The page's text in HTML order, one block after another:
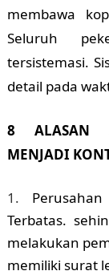
membawa
Seluruh
tersistemasi.
detail pada
8 ALASAN
MENJADI
Terbatas.
melakukan
memiliki surat